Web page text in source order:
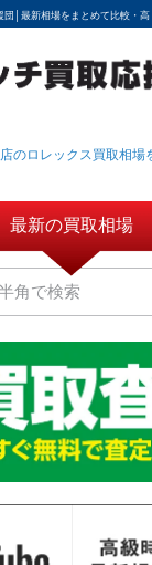
│ 最新相場をまとめて比較・
中
買取相場を調べる
ら買取相場を調
す
る方法
のロレックス買取相場
最新の買取相場